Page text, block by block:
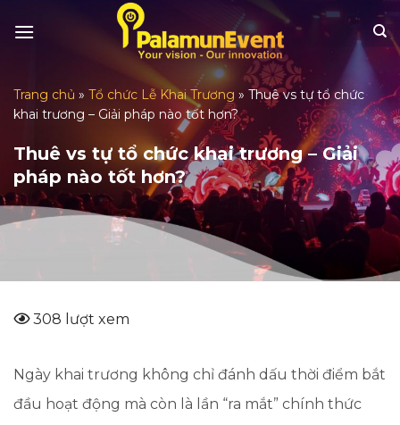
Trang chủ » Tổ chức Lễ Khai Trương » Thuê vs tự tổ chức
khai trương – Giải pháp nào tốt hơn?
Thuê vs tự tổ chức khai trương – Giải
pháp nào tốt hơn?
308 lượt xem
Ngày khai trương không chỉ đánh dấu thời điểm bắt
đầu hoạt động mà còn là lần “ra mắt” chính thức